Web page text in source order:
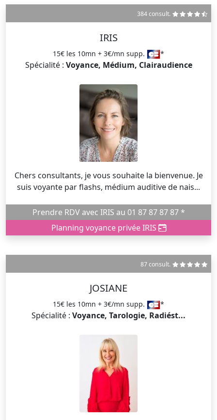
384 consult.
IRIS
15€ les 10mn + 3€/mn supp. *
Spécialité : Voyance, Médium, Clairaudience
Chers consultants, je vous souhaite la bienvenue. Je
suis voyante par flashs, médium auditive de nais...
Prendre RDV avec IRIS au 01 87 87 87 87 *
Planning voyance privée IRIS
87 consult.
JOSIANE
15€ les 10mn + 3€/mn supp. *
Spécialité : Voyance, Tarologie, Radiést...